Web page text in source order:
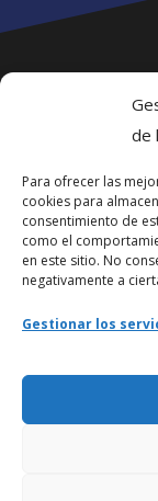
de
Para ofrecer las
cookies para
consentimiento de
como el
en este sitio. No
negativamente a
Gestionar los
Webmaster
Nuestro e-